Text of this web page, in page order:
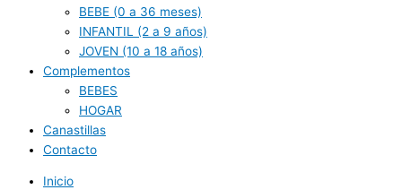
BEBE (0 a 36 meses)
INFANTIL (2 a 9 años)
JOVEN (10 a 18 años)
Complementos
BEBES
HOGAR
Canastillas
Contacto
Inicio